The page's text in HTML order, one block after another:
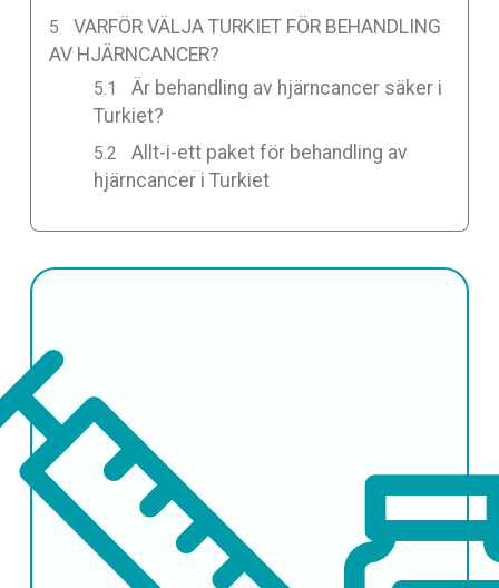
VARFÖR VÄLJA TURKIET FÖR BEHANDLING
AV HJÄRNCANCER?
Är behandling av hjärncancer säker i
Turkiet?
Allt-i-ett paket för behandling av
hjärncancer i Turkiet